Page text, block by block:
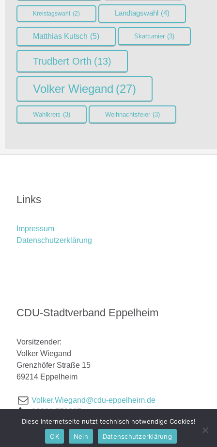
Kreistagswahl (2) Landtagswahl (4)
Matthias Kutsch (5) Skatturnier (3)
Trudbert Orth (13)
Volker Wiegand (27)
Wahlkreis (3) Weihnachtsfeier (3)
Links
Impressum
Datenschutzerklärung
CDU-Stadtverband Eppelheim
Vorsitzender:
Volker Wiegand
Grenzhöfer Straße 15
69214 Eppelheim
Volker.Wiegand@cdu-eppelheim.de
06221 759887
Diese Internetseite nutzt technisch notwendige Cookies!
OK
Nein Datenschutzerklärung